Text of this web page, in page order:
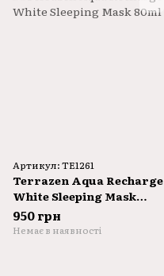
Артикул: TE1261
Terrazen Aqua Recharge
White Sleeping Mask
80ml
950 грн
Немає в наявності